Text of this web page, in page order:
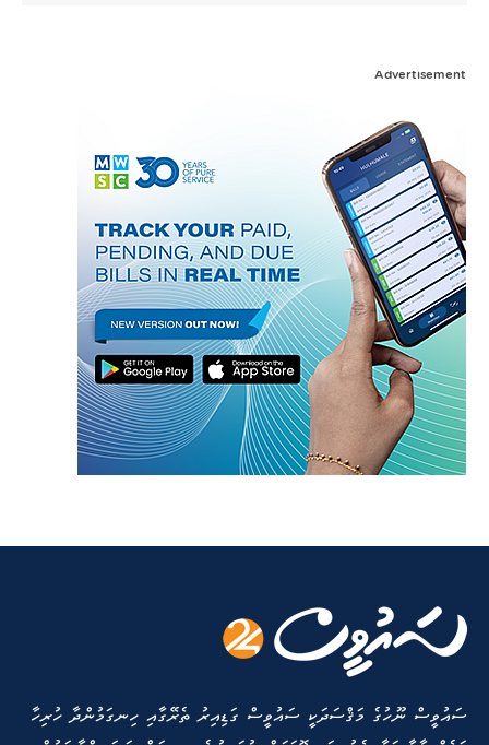
Advertisement
ސައުވީސް ނޫހުގެ މަޤްސަދަކީ ސައުވީސް ގަޑިއިރު ތެރޭގާއި ހިނގަމުންދާ ހުރިހާ